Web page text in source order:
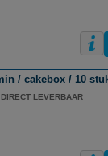
/ cakebox / 10
DIRECT LEVERBAAR